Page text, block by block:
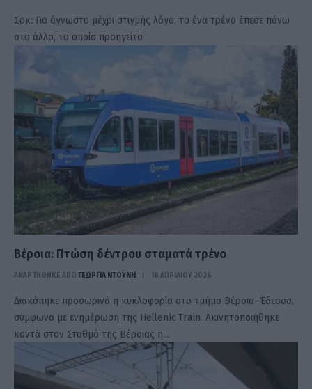
Σοκ: Για άγνωστο μέχρι στιγμής λόγο, το ένα τρένο έπεσε πάνω
στο άλλο, το οποίο προηγείτο
Βέροια: Πτώση δέντρου σταματά τρένο
ΑΝΑΡΤΗΘΗΚΕ ΑΠΟ ΓΕΩΡΓΊΑ ΝΤΟΎΝΗ 18 ΑΠΡΙΛΊΟΥ 2026
Διακόπηκε προσωρινά η κυκλοφορία στο τμήμα Βέροια–Έδεσσα,
σύμφωνα με ενημέρωση της Hellenic Train. Ακινητοποιήθηκε
κοντά στον Σταθμό της Βέροιας η…